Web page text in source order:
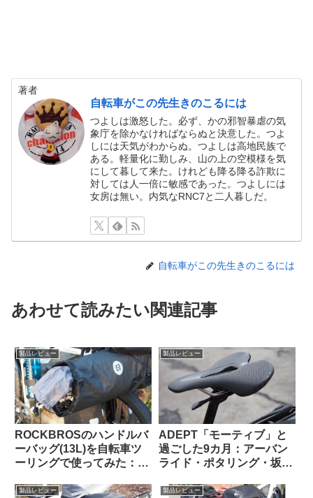
著者
自転車がこの先生きのこるには
つよしは激怒した。必ず、かの邪智暴虐の気
象庁を除かなければならぬと決意した。つよ
しには天気がわからぬ。つよしは高地民族で
ある。軽量化に勤しみ、山の上の空模様を気
にして暮して来た。けれども降る降る詐欺に
対しては人一倍に敏感であった。つよしには
女房は無い。内気なRNC7と二人暮しだ。
自転車がこの先生きのこるには
あわせて読みたい関連記事
製品レビュー
ROCKBROSのハンドルバ
ーバッグ(13L)を自転車ツ
ーリングで使ってみた：機
あり使っていて気持ちが良
製品レビュー
ADEPT「モーティブ」と
過ごした9カ月：アーバン
ライド・ポタリング・坂道
ノーズサドル
製品レビュー 製品レビュー